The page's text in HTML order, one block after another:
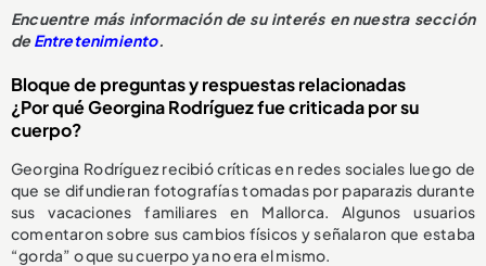
Encuentre más información de su interés en nuestra sección
deEntretenimiento.
Bloque de preguntas y respuestas relacionadas
¿Por qué Georgina Rodríguez fue criticada por su
cuerpo?
Georgina Rodríguez recibió críticas en redes sociales luego de
que se difundieran fotografías tomadas por paparazis durante
sus vacaciones familiares en Mallorca. Algunos usuarios
comentaron sobre sus cambios físicos y señalaron que estaba
“gorda” o que su cuerpo ya no era el mismo.